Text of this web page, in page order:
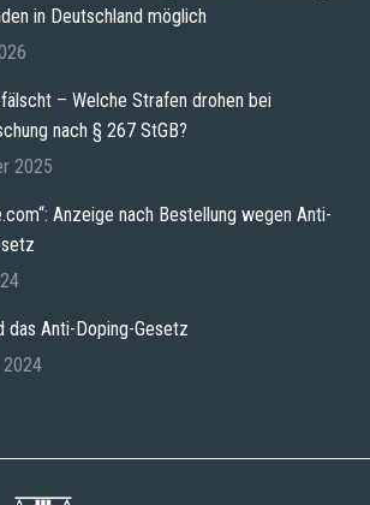
in Deutschland möglich
– Welche Strafen drohen bei
nach § 267 StGB?
2025
Anzeige nach Bestellung wegen Anti-
das Anti-Doping-Gesetz
2024